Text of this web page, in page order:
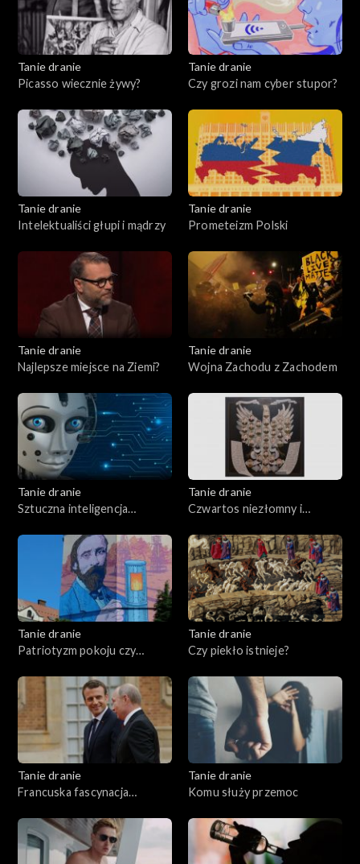
Tanie dranie
Picasso wiecznie żywy?
Tanie dranie
Czy grozi nam cyber stupor?
Tanie dranie
Intelektualiści głupi i mądrzy
Tanie dranie
Prometeizm Polski
Tanie dranie
Najlepsze miejsce na Ziemi?
Tanie dranie
Wojna Zachodu z Zachodem
Tanie dranie
Sztuczna inteligencja
Tanie dranie
Czwartos niezłomny i
Tanie dranie
Patriotyzm pokoju czy
Tanie dranie
Czy piekło istnieje?
Tanie dranie
Francuska fascynacja
Tanie dranie
Komu służy przemoc